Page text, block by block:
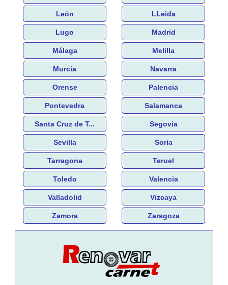
León LLeida
Lugo Madrid
Málaga Melilla
Murcia Navarra
Orense Palencia
Pontevedra Salamanca
Santa Cruz de T... Segovia
Sevilla Soria
Tarragona Teruel
Toledo Valencia
Valladolid Vizcaya
Zamora Zaragoza